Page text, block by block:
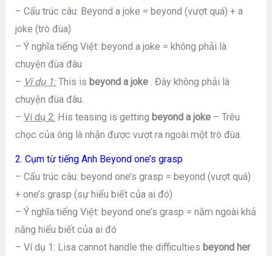
– Cấu trúc câu: Beyond a joke = beyond (vượt quá) + a
joke (trò đùa)
– Ý nghĩa tiếng Việt: beyond a joke = không phải là
chuyện đùa đâu
– Ví dụ 1:This is beyond a joke . Đây không phải là
chuyện đùa đâu.
–Ví dụ 2: His teasing is getting beyond a joke – Trêu
chọc của ông là nhận được vượt ra ngoài một trò đùa.
2. Cụm từ tiếng Anh Beyond one’s grasp
– Cấu trúc câu: beyond one’s grasp = beyond (vượt quá)
+ one’s grasp (sự hiểu biết của ai đó)
– Ý nghĩa tiếng Việt: beyond one’s grasp = nằm ngoài khả
năng hiểu biết của ai đó
– Ví dụ 1: Lisa cannot handle the difficulties beyond her